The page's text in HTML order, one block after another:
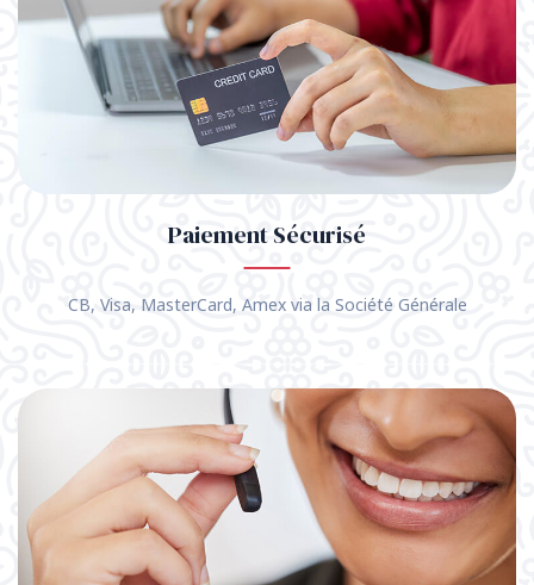
Paiement Sécurisé
CB, Visa, MasterCard, Amex via la Société Générale